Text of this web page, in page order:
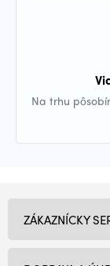
Na trhu
ZÁKAZNÍCKY